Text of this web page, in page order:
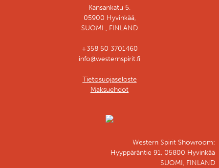
Kansankatu 5,
05900 Hyvinkää,
SUOMI , FINLAND
+358 50 3701460
info@westernspirit.fi
Tietosuojaseloste
Maksuehdot
Western Spirit Showroom:
Hyyppäräntie 91, 05800 Hyvinkää
SUOMI, FINLAND